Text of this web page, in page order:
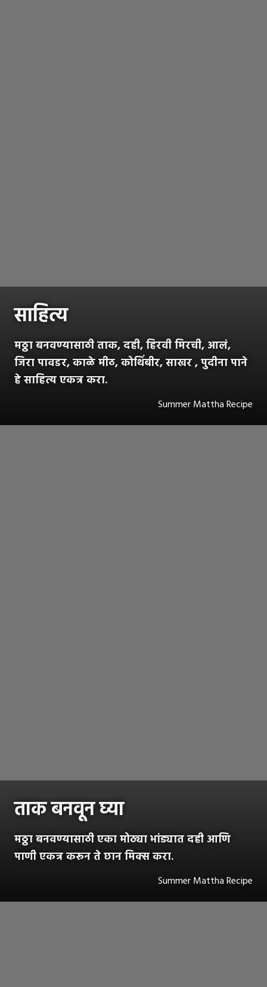
साहित्य
मठ्ठा बनवण्यासाठी ताक, दही, हिरवी मिरची, आलं,
जिरा पावडर, काळे मीठ, कोथिंबीर, साखर , पुदीना पाने
हे साहित्य एकत्र करा.
Summer Mattha Recipe
ताक बनवून घ्या
मठ्ठा बनवण्यासाठी एका मोठ्या भांड्यात दही आणि
पाणी एकत्र करून ते छान मिक्स करा.
Summer Mattha Recipe